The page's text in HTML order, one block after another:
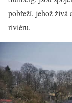
pobřeží, jehož živá
riviéru.